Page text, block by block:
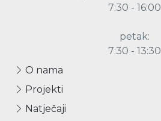
7:30 - 16:00
petak:
7:30 - 13:30
O nama
Projekti
Natječaji